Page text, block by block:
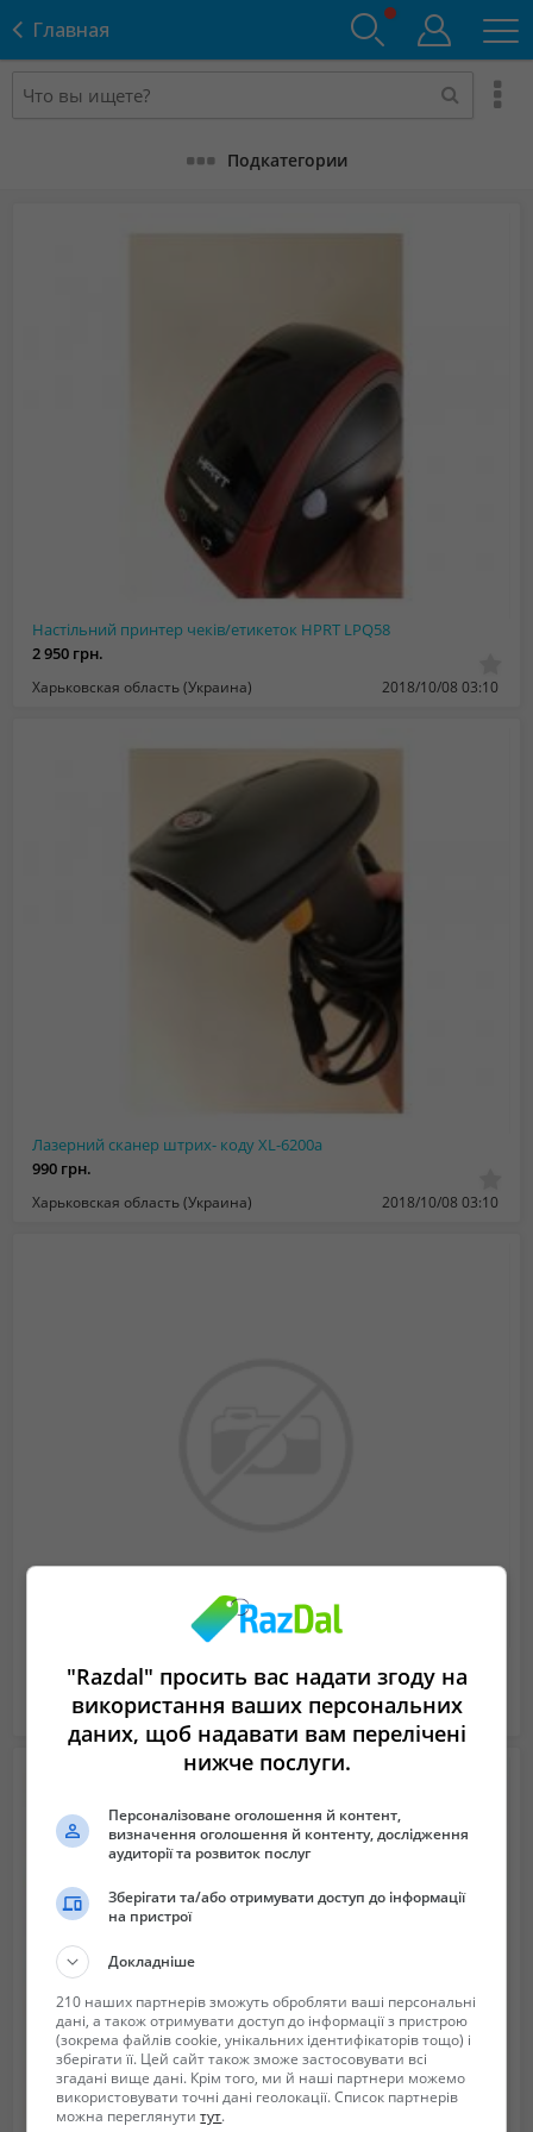
Главная
Подкатегории
Настільний принтер чеків/етикеток HPRT LPQ58
2 950 грн.
Харьковская область (Украина) 2018/10/08 03:10
Лазерний сканер штрих- коду XL-6200a
990 грн.
Харьковская область (Украина) 2018/10/08 03:10
2 900 грн.
Харьковская область (Украина) 2018/10/08 03:10
"Razdal" просить вас надати згоду на
використання ваших персональних
даних, щоб надавати вам перелічені
нижче послуги.
Персоналізоване оголошення й контент,
визначення оголошення й контенту, дослідження
аудиторії та розвиток послуг
Зберігати та/або отримувати доступ до інформації
на пристрої
Докладніше
210 наших партнерів зможуть обробляти ваші персональні
дані, а також отримувати доступ до інформації з пристрою
(зокрема файлів cookie, унікальних ідентифікаторів тощо) і
зберігати її. Цей сайт також зможе застосовувати всі
згадані вище дані. Крім того, ми й наші партнери можемо
використовувати точні дані геолокації. Список партнерів
можна переглянутитут.